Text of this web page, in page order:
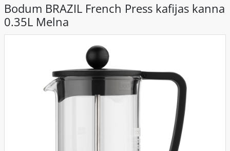
Bodum BRAZIL French Press kafijas kanna
0.35L Melna